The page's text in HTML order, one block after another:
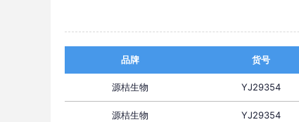
品牌 货号
源桔生物 YJ29354
源桔生物 YJ29354